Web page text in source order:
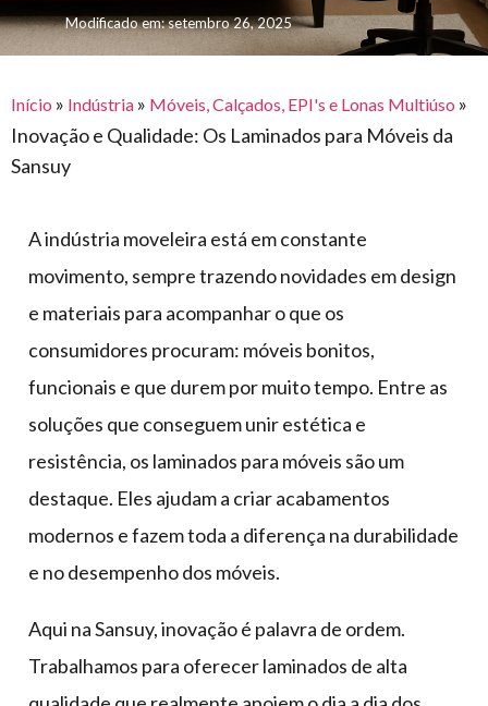
premiações
para
o
feira
offshore
civil
piscinas
calçados,
epi's
e
lonas
e logística
armazenagem
lonas
vida
de
Modificado em: setembro 26, 2025
Início » Indústria » Móveis, Calçados, EPI's e Lonas Multiúso »
Inovação e Qualidade: Os Laminados para Móveis da
Sansuy
A indústria moveleira está em constante
movimento, sempre trazendo novidades em design
e materiais para acompanhar o que os
consumidores procuram: móveis bonitos,
funcionais e que durem por muito tempo. Entre as
soluções que conseguem unir estética e
resistência, os laminados para móveis são um
destaque. Eles ajudam a criar acabamentos
modernos e fazem toda a diferença na durabilidade
e no desempenho dos móveis.
Aqui na Sansuy, inovação é palavra de ordem.
Trabalhamos para oferecer laminados de alta